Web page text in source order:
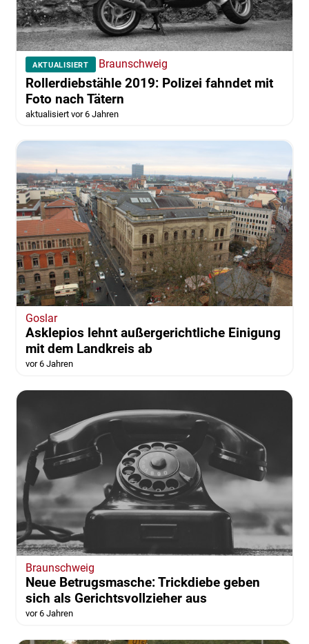
AKTUALISIERT Braunschweig
Rollerdiebstähle 2019: Polizei fahndet mit
Foto nach Tätern
aktualisiert vor 6 Jahren
Goslar
Asklepios lehnt außergerichtliche Einigung
mit dem Landkreis ab
vor 6 Jahren
Braunschweig
Neue Betrugsmasche: Trickdiebe geben
sich als Gerichtsvollzieher aus
vor 6 Jahren